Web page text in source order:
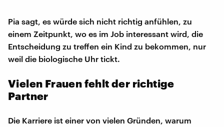
Pia sagt, es würde sich nicht richtig anfühlen, zu
einem Zeitpunkt, wo es im Job interessant wird, die
Entscheidung zu treffen ein Kind zu bekommen, nur
weil die biologische Uhr tickt.
Vielen Frauen fehlt der richtige
Partner
Die Karriere ist einer von vielen Gründen, warum